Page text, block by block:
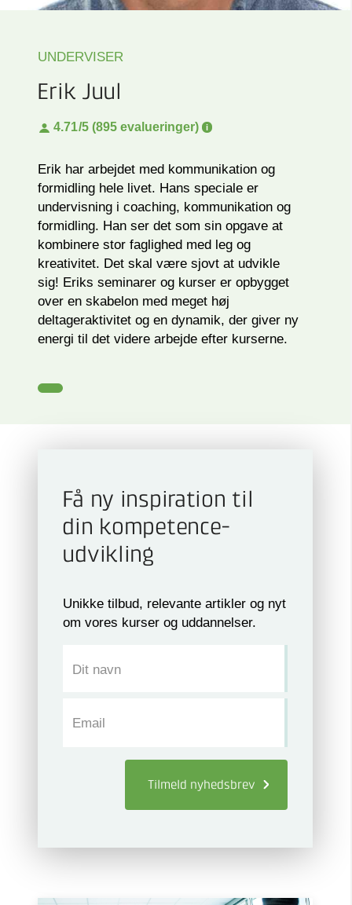
UNDERVISER
Erik Juul
4.71/5 (895 evalueringer)
Erik har arbejdet med kommunikation og
formidling hele livet. Hans speciale er
undervisning i coaching, kommunikation og
formidling. Han ser det som sin opgave at
kombinere stor faglighed med leg og
kreativitet. Det skal være sjovt at udvikle
sig! Eriks seminarer og kurser er opbygget
over en skabelon med meget høj
deltageraktivitet og en dynamik, der giver ny
energi til det videre arbejde efter kurserne.
Få ny inspiration til
din kompetence­
udvikling
Unikke tilbud, relevante artikler og nyt
om vores kurser og uddannelser.
Dit navn
Email
Tilmeld nyhedsbrev